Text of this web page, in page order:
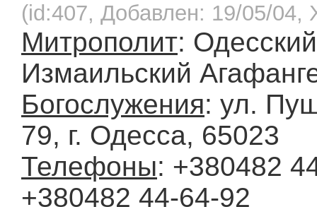
(id:407, Добавлен: 19/05/04,
Митрополит:
Измаильский
Богослужения: ул.
79, г. Одесса, 65023
Телефоны: +380482
+380482 44-64-92